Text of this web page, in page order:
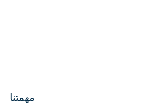
مهمتنا